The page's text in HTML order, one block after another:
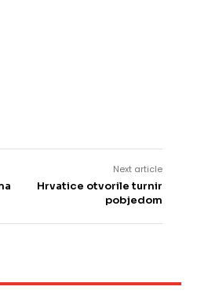
Next article
Hrvatice otvorile turnir
pobjedom